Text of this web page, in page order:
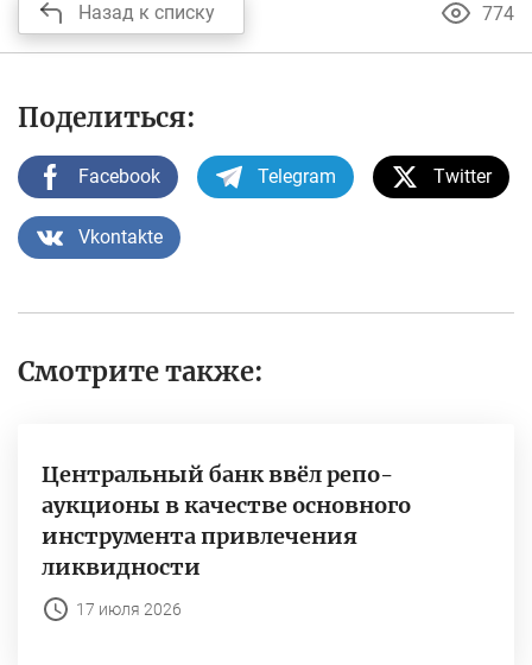
Назад к списку 774
Поделиться:
Facebook Telegram Twitter
Vkontakte
Смотрите также:
Центральный банк ввёл репо-
аукционы в качестве основного
инструмента привлечения
ликвидности
17 июля 2026